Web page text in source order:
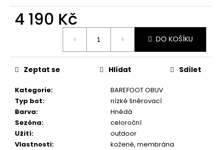
4 190 Kč
DO KOŠÍKU
Kategorie:
BAREFOOT OBUV
Typ bot:
nízké šněrovací
Barva:
Hnědá
Sezóna:
celoroční
Užití:
outdoor
Vlastnosti: kožené, membrána
Zeptat se Hlídat Sdílet
u
č
m
e
COMBI
CLEAN
&
CARE
200
ML